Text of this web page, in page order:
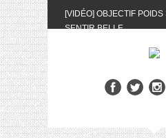
[VIDÉO] OBJECTIF
SENTIR BELLE
BIOTYFULL BOX DU
[VIDÉO] QUITOQUE #10 :